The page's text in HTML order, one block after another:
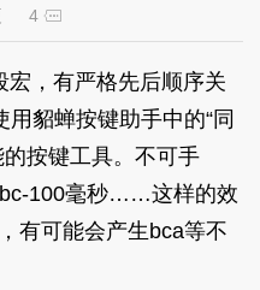
4
，有严格先后顺序关
貂蝉按键助手中的“同
按键工具。不可手
100毫秒……这样的效
有可能会产生bca等不